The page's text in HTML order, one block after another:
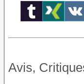
Avis,